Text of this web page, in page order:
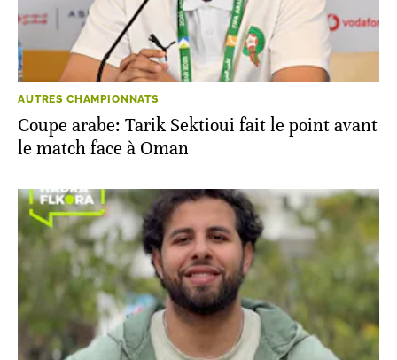
AUTRES CHAMPIONNATS
Coupe arabe: Tarik Sektioui fait le point avant
le match face à Oman